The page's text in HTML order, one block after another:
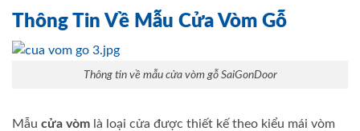
Thông Tin Về Mẫu Cửa Vòm Gỗ
Thông tin về mẫu cửa vòm gỗ SaiGonDoor
Mẫu cửa vòm là loại cửa được thiết kế theo kiểu mái vòm